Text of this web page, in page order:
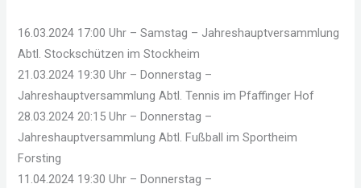
16.03.2024 17:00 Uhr – Samstag – Jahreshauptversammlung
Abtl. Stockschützen im Stockheim
21.03.2024 19:30 Uhr – Donnerstag –
Jahreshauptversammlung Abtl. Tennis im Pfaffinger Hof
28.03.2024 20:15 Uhr – Donnerstag –
Jahreshauptversammlung Abtl. Fußball im Sportheim
Forsting
11.04.2024 19:30 Uhr – Donnerstag –